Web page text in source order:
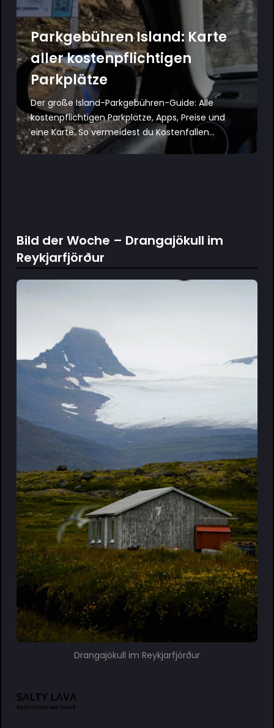
Parkgebühren Island: Karte
aller kostenpflichtigen
Parkplätze
Der große Island-Parkgebühren-Guide: Alle
kostenpflichtigen Parkplätze, Apps, Preise und
eine Karte. So vermeidest du Kostenfallen...
Bild der Woche – Drangajökull im
Reykjarfjörður
Drangajökull im Reykjarfjörður